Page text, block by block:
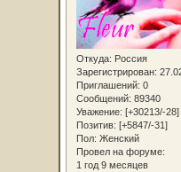
Откуда: Россия
Зарегистрирован:
Приглашений: 0
Сообщений: 89340
Уважение: [+30213/-28]
Позитив: [+5847/-31]
Пол: Женский
Провел на форуме:
1 год 9 месяцев